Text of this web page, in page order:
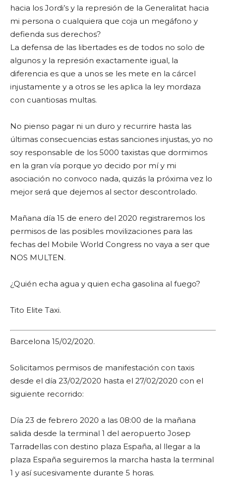
hacia los Jordi’s y la represión de la Generalitat hacia
mi persona o cualquiera que coja un megáfono y
defienda sus derechos?
La defensa de las libertades es de todos no solo de
algunos y la represión exactamente igual, la
diferencia es que a unos se les mete en la cárcel
injustamente y a otros se les aplica la ley mordaza
con cuantiosas multas.
No pienso pagar ni un duro y recurrire hasta las
últimas consecuencias estas sanciones injustas, yo no
soy responsable de los 5000 taxistas que dormimos
en la gran vía porque yo decido por mí y mi
asociación no convoco nada, quizás la próxima vez lo
mejor será que dejemos al sector descontrolado.
Mañana día 15 de enero del 2020 registraremos los
permisos de las posibles movilizaciones para las
fechas del Mobile World Congress no vaya a ser que
NOS MULTEN.
¿Quién echa agua y quien echa gasolina al fuego?
Tito Elite Taxi.
Barcelona 15/02/2020.
Solicitamos permisos de manifestación con taxis
desde el día 23/02/2020 hasta el 27/02/2020 con el
siguiente recorrido:
Día 23 de febrero 2020 a las 08:00 de la mañana
salida desde la terminal 1 del aeropuerto Josep
Tarradellas con destino plaza España, al llegar a la
plaza España seguiremos la marcha hasta la terminal
1 y así sucesivamente durante 5 horas.